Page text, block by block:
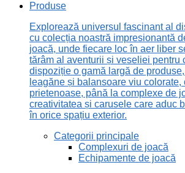
Produse
Explorează universul fascinant al
cu colecția noastră impresionantă
joacă, unde fiecare loc în aer liber
tărâm al aventurii și veseliei pentru
dispoziție o gamă largă de
leagăne și balansoare viu colorate,
prietenoase, până la complexe de
creativitatea și carusele care aduc
în orice spațiu exterior.
Categorii principale
Complexuri de joacă
Echipamente de joacă